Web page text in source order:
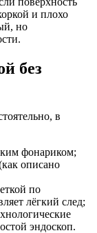
и плохо
но
без
в
фонариком;
описано
по
лёгкий след;
эндоскоп.